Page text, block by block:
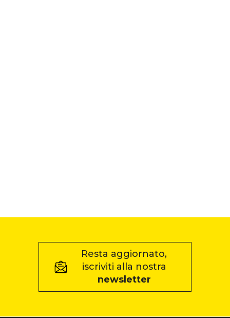
Resta aggiornato,
iscriviti alla nostra
newsletter